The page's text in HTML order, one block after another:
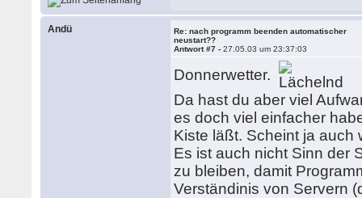
Andü
Re: nach programm beenden automatischer
neustart??
Antwort #7 -27.05.03 um 23:37:03
Donnerwetter.
Da hast du aber viel
es doch viel einfacher
Kiste läßt. Scheint ja auch
Es ist auch nicht Sinn der
zu bleiben, damit
Verständinis von Servern